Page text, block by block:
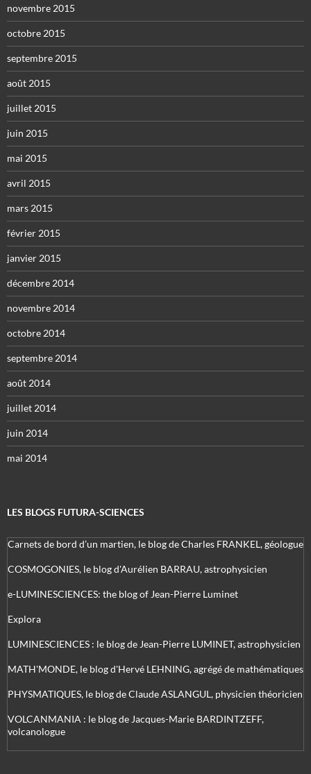
novembre 2015
octobre 2015
septembre 2015
août 2015
juillet 2015
juin 2015
mai 2015
avril 2015
mars 2015
février 2015
janvier 2015
décembre 2014
novembre 2014
octobre 2014
septembre 2014
août 2014
juillet 2014
juin 2014
mai 2014
LES BLOGS FUTURA-SCIENCES
Carnets de bord d’un martien, le blog de Charles FRANKEL, géologue
COSMOGONIES, le blog d'Aurélien BARRAU, astrophysicien
e-LUMINESCIENCES: the blog of Jean-Pierre Luminet
Explora
LUMINESCIENCES : le blog de Jean-Pierre LUMINET, astrophysicien
MATH'MONDE, le blog d'Hervé LEHNING, agrégé de mathématiques
PHYSMATIQUES, le blog de Claude ASLANGUL, physicien théoricien
VOLCANMANIA : le blog de Jacques-Marie BARDINTZEFF,
volcanologue